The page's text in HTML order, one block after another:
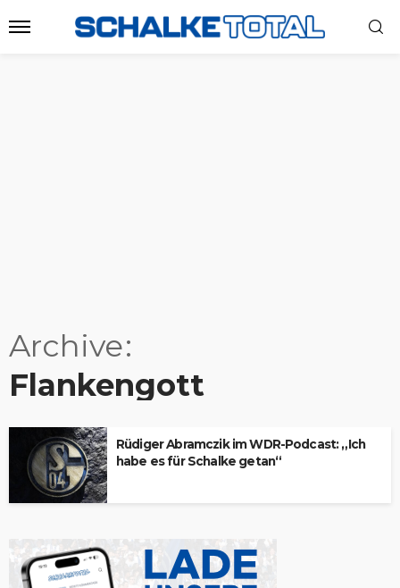
Archive
Flankengott
Rüdiger Abramczik im WDR-Podcast: „Ich
habe es für Schalke getan“